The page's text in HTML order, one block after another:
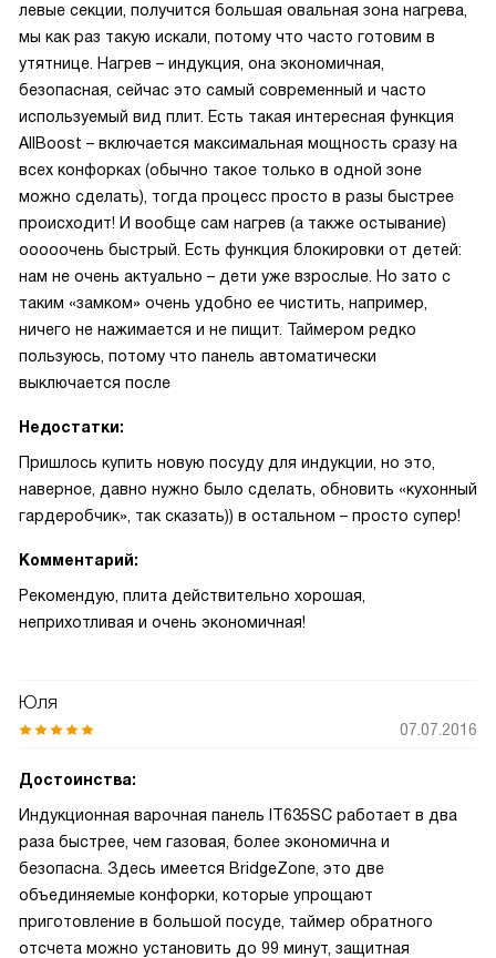
левые секции, получится большая овальная зона нагрева,
мы как раз такую искали, потому что часто готовим в
утятнице. Нагрев – индукция, она экономичная,
безопасная, сейчас это самый современный и часто
используемый вид плит. Есть такая интересная функция
AllBoost – включается максимальная мощность сразу на
всех конфорках (обычно такое только в одной зоне
можно сделать), тогда процесс просто в разы быстрее
происходит! И вообще сам нагрев (а также остывание)
ооооочень быстрый. Есть функция блокировки от детей:
нам не очень актуально – дети уже взрослые. Но зато с
таким «замком» очень удобно ее чистить, например,
ничего не нажимается и не пищит. Таймером редко
пользуюсь, потому что панель автоматически
выключается после
Недостатки:
Пришлось купить новую посуду для индукции, но это,
наверное, давно нужно было сделать, обновить «кухонный
гардеробчик», так сказать)) в остальном – просто супер!
Комментарий:
Рекомендую, плита действительно хорошая,
неприхотливая и очень экономичная!
Юля
07.07.2016
Достоинства:
Индукционная варочная панель IT635SC работает в два
раза быстрее, чем газовая, более экономична и
безопасна. Здесь имеется BridgeZone, это две
объединяемые конфорки, которые упрощают
приготовление в большой посуде, таймер обратного
отсчета можно установить до 99 минут, защитная